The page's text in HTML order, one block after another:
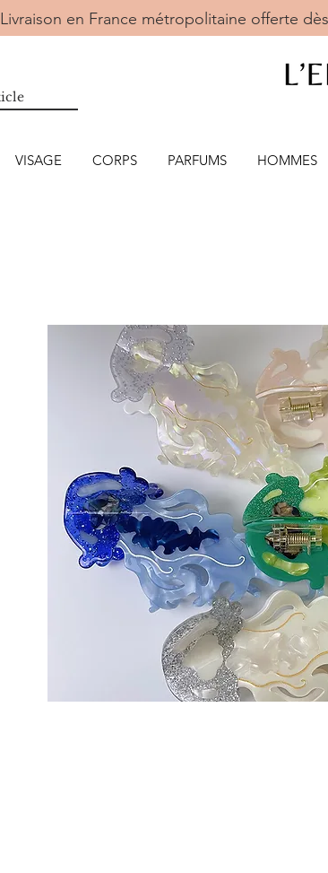
Livraison en France métropolitaine offerte
VISAGE CORPS PARFUMS HOMMES